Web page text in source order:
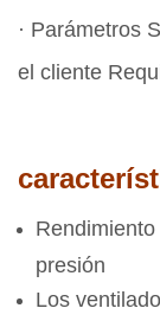
· Parámetros
el cliente
presión
Los